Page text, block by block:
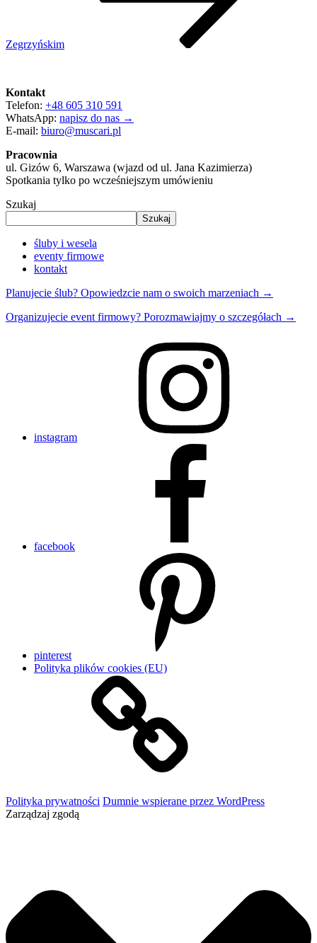
Zegrzyńskim
Kontakt
Telefon: +48 605 310 591
WhatsApp: napisz do nas →
E-mail: biuro@muscari.pl
Pracownia
ul. Gizów 6, Warszawa (wjazd od ul. Jana Kazimierza)
Spotkania tylko po wcześniejszym umówieniu
Szukaj
Szukaj
śluby i wesela
eventy firmowe
kontakt
Planujecie ślub? Opowiedzcie nam o swoich marzeniach →
Organizujecie event firmowy? Porozmawiajmy o szczegółach →
instagram
facebook
pinterest
Polityka plików cookies (EU)
Polityka prywatności Dumnie wspierane przez WordPress
Zarządzaj zgodą